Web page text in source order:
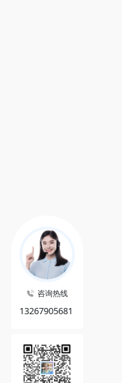
咨询热线
13267905681